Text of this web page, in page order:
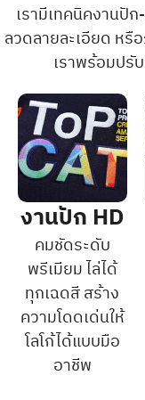
เรามีเทคนิคงานปั
ลวดลายละเอียด หรื
เราพร้อมปรั
งานปัก HD
คมชัดระดับ
พรีเมียม ไล่ได้
ทุกเฉดสี สร้าง
ความโดดเด่นให้
โลโก้ได้แบบมือ
อาชีพ